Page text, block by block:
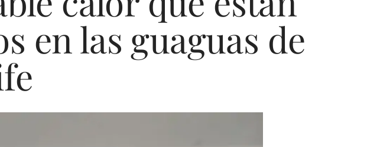
en las guaguas de